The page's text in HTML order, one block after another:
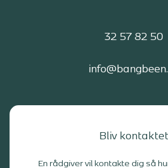
32 57 82 50
Bliv kontaktet
En rådgiver vil kontakte dig så